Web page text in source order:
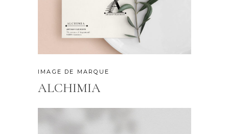
IMAGE DE MARQUE
ALCHIMIA